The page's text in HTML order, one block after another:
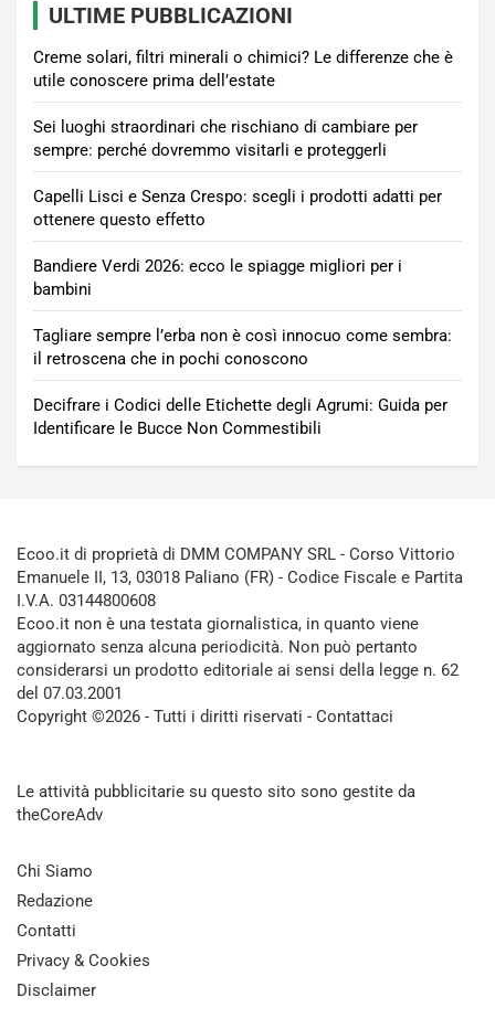
ULTIME PUBBLICAZIONI
Creme solari, filtri minerali o chimici? Le differenze che è
utile conoscere prima dell’estate
Sei luoghi straordinari che rischiano di cambiare per
sempre: perché dovremmo visitarli e proteggerli
Capelli Lisci e Senza Crespo: scegli i prodotti adatti per
ottenere questo effetto
Bandiere Verdi 2026: ecco le spiagge migliori per i
bambini
Tagliare sempre l’erba non è così innocuo come sembra:
il retroscena che in pochi conoscono
Decifrare i Codici delle Etichette degli Agrumi: Guida per
Identificare le Bucce Non Commestibili
Ecoo.it di proprietà di DMM COMPANY SRL - Corso Vittorio
Emanuele II, 13, 03018 Paliano (FR) - Codice Fiscale e Partita
I.V.A. 03144800608
Ecoo.it non è una testata giornalistica, in quanto viene
aggiornato senza alcuna periodicità. Non può pertanto
considerarsi un prodotto editoriale ai sensi della legge n. 62
del 07.03.2001
Copyright ©2026 - Tutti i diritti riservati - Contattaci
Le attività pubblicitarie su questo sito sono gestite da
theCoreAdv
Chi Siamo
Redazione
Contatti
Privacy & Cookies
Disclaimer